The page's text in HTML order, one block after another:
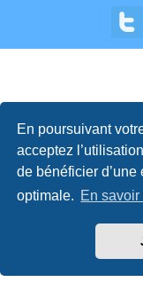
En poursuivant
acceptez
de bénéficier
optimale. En